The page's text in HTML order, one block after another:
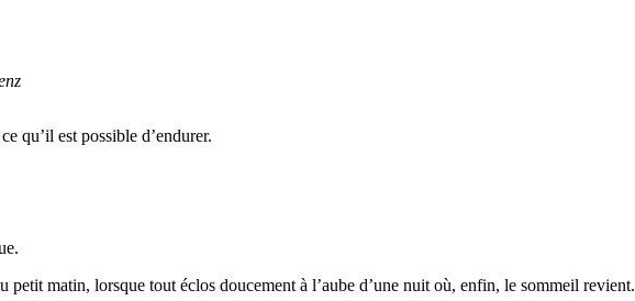
qu’il est possible d’endurer.
petit matin, lorsque tout éclos doucement à l’aube d’une nuit où, enfin, le sommeil revient.